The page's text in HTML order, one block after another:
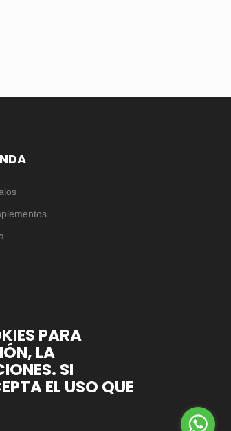
PARA
LA
SI
EL USO QUE